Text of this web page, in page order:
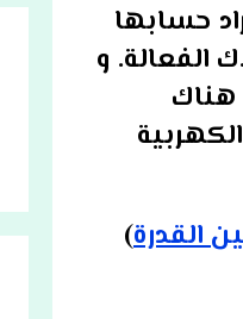
حسابها
الفعالة. و
هناك
القدرة)